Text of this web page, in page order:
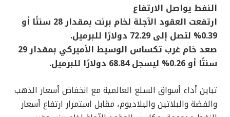
النفط يواصل الارتفاع
ارتفعت العقود الآجلة لخام برنت بمقدار 28 سنتًا أو
0.39% لتصل إلى 72.29 دولارًا للبرميل.
صعد خام غرب تكساس الوسيط الأميركي بمقدار 29
سنتًا أو 0.26% ليسجل 68.84 دولارًا للبرميل.
تباين أداء أسواق السلع العالمية مع انخفاض أسعار الذهب
والفضة والبلاتين والبلاديوم، مقابل استمرار ارتفاع أسعار